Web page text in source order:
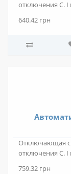
отключения С. I
640.42 грн
Отключающая
отключения C.
759.32 грн